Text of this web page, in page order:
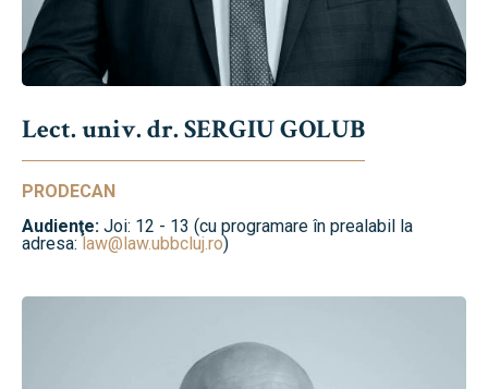
Lect. univ. dr. SERGIU GOLUB
PRODECAN
Audienţe: Joi: 12 - 13 (cu programare în prealabil la
adresa:law@law.ubbcluj.ro)